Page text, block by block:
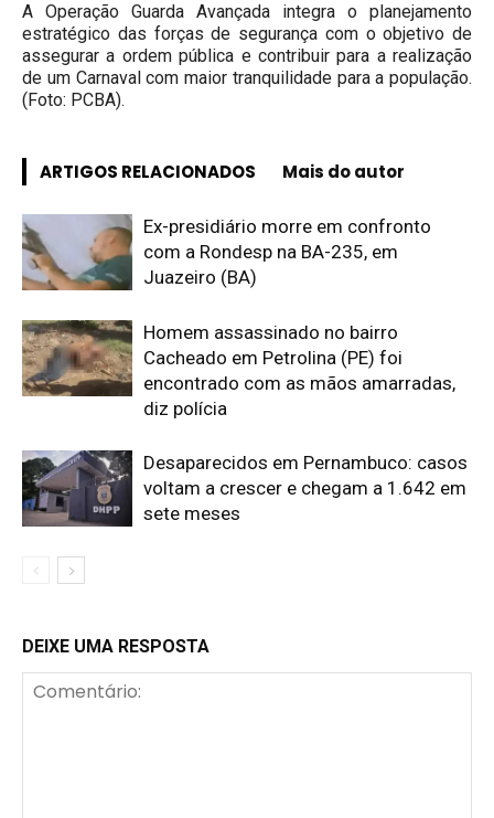
A Operação Guarda Avançada integra o planejamento
estratégico das forças de segurança com o objetivo de
assegurar a ordem pública e contribuir para a realização
de um Carnaval com maior tranquilidade para a população.
(Foto: PCBA).
ARTIGOS RELACIONADOS Mais do autor
Ex-presidiário morre em confronto
com a Rondesp na BA-235, em
Juazeiro (BA)
Homem assassinado no bairro
Cacheado em Petrolina (PE) foi
encontrado com as mãos amarradas,
diz polícia
Desaparecidos em Pernambuco: casos
voltam a crescer e chegam a 1.642 em
sete meses
DEIXE UMA RESPOSTA